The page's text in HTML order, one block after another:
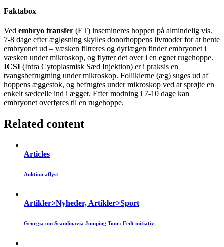
Faktabox
Ved embryo transfer (ET) insemineres hoppen på almindelig vis.
7-8 dage efter ægløsning skylles donorhoppens livmoder for at hente
embryonet ud – væsken filtreres og dyrlægen finder embryonet i
væsken under mikroskop, og flytter det over i en egnet rugehoppe.
ICSI (Intra Cytoplasmisk Sæd Injektion) er i praksis en
tvangsbefrugtning under mikroskop. Folliklerne (æg) suges ud af
hoppens æggestok, og befrugtes under mikroskop ved at sprøjte en
enkelt sædcelle ind i ægget. Efter modning i 7-10 dage kan
embryonet overføres til en rugehoppe.
Related content
Articles
Auktion aflyst
Artikler>Nyheder, Artikler>Sport
Georgia om Scandinavia Jumping Tour: Fedt initiativ